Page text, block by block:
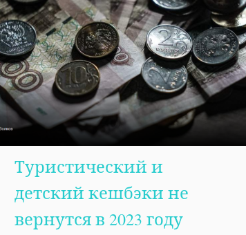
Туристический и
детский кешбэки не
вернутся в 2023 году